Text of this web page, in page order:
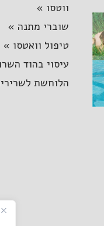
ווטסו »
שוברי מתנה »
טיפול וואטסו »
עיסוי בהוד
הלוחשת